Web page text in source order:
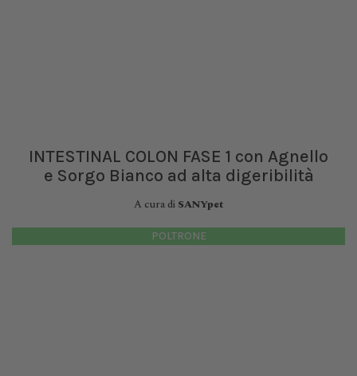
INTESTINAL COLON FASE 1 con Agnello
e Sorgo Bianco ad alta digeribilità
A cura di SANYpet
POLTRONE